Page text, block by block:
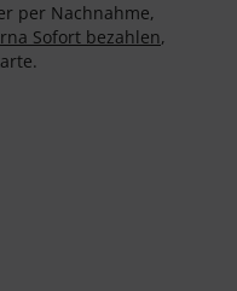
per Nachnahme,
Sofort bezahlen,